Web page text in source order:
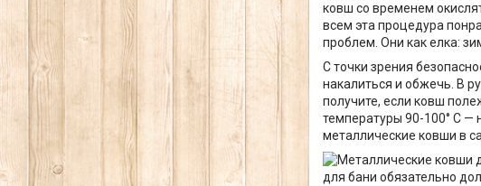
ковш со временем
всем эта процедура
проблем. Они как елка:
С точки зрения
накалиться и обжечь. В
получите, если ковш
температуры 90-100° C —
металлические ковши в
для бани обязательно